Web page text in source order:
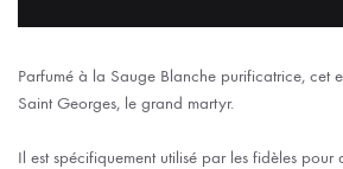
Parfumé à la Sauge Blanche purificatrice, cet
Saint Georges, le grand martyr.
Il est spécifiquement utilisé par les fidèles pour